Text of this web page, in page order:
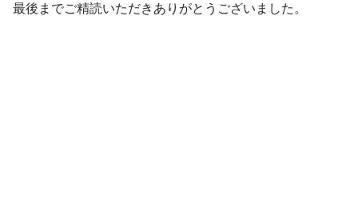
最後までご精読いただきありがとうございました。